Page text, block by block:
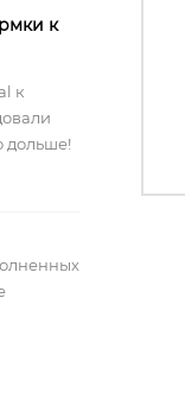
к
к
дольше!